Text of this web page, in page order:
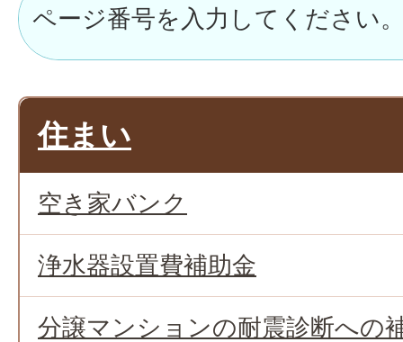
住まい
空き家バンク
浄水器設置費補助金
分譲マンションの耐震診断への